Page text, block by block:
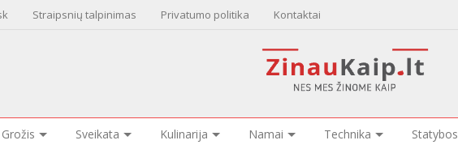
Straipsnių talpinimas Privatumo politika Kontaktai
Grožis Sveikata Kulinarija Namai Technika Statybos